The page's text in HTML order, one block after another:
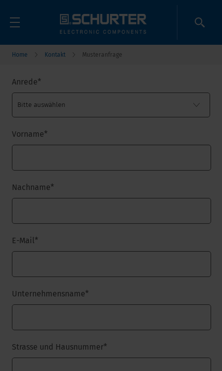
Home Kontakt Musteranfrage
Anrede*
Vorname*
Nachname*
E-Mail*
Unternehmensname*
Strasse und Hausnummer*